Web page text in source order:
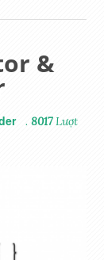
&
.8017Lượt